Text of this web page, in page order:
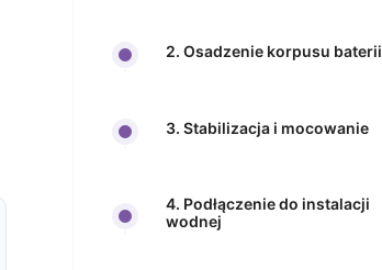
2. Osadzenie korpusu baterii
3. Stabilizacja i mocowanie
4. Podłączenie do instalacji
wodnej